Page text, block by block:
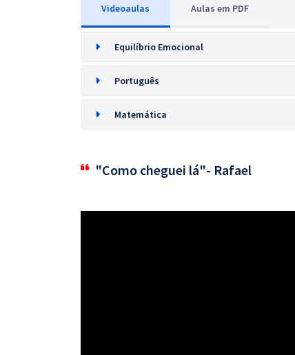
Videoaulas Aulas em PDF
Equilíbrio Emocional
Português
Matemática
"Como cheguei lá"- Rafael